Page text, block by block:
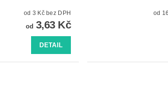
od 3 Kč bez DPH
od 3,63 Kč
DETAIL